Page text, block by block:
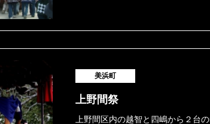
美浜町
上野間祭
上野間区内の越智と四嶋から２台